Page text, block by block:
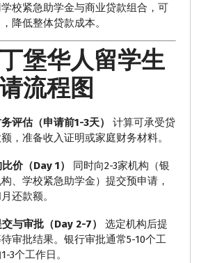
校紧急助学金与商业贷款组合，可
降低整体贷款成本。
堡华人留学生
流程图
评估（申请前1-3天）
计算可承受贷
，准备收入证明或家庭财务材料。
价（Day 1）
同时向2-3家机构（银
、学校紧急助学金）提交预申请，
还款额。
与审批（Day 2-7）
选定机构后提
审批结果。银行审批通常5-10个工
3个工作日。